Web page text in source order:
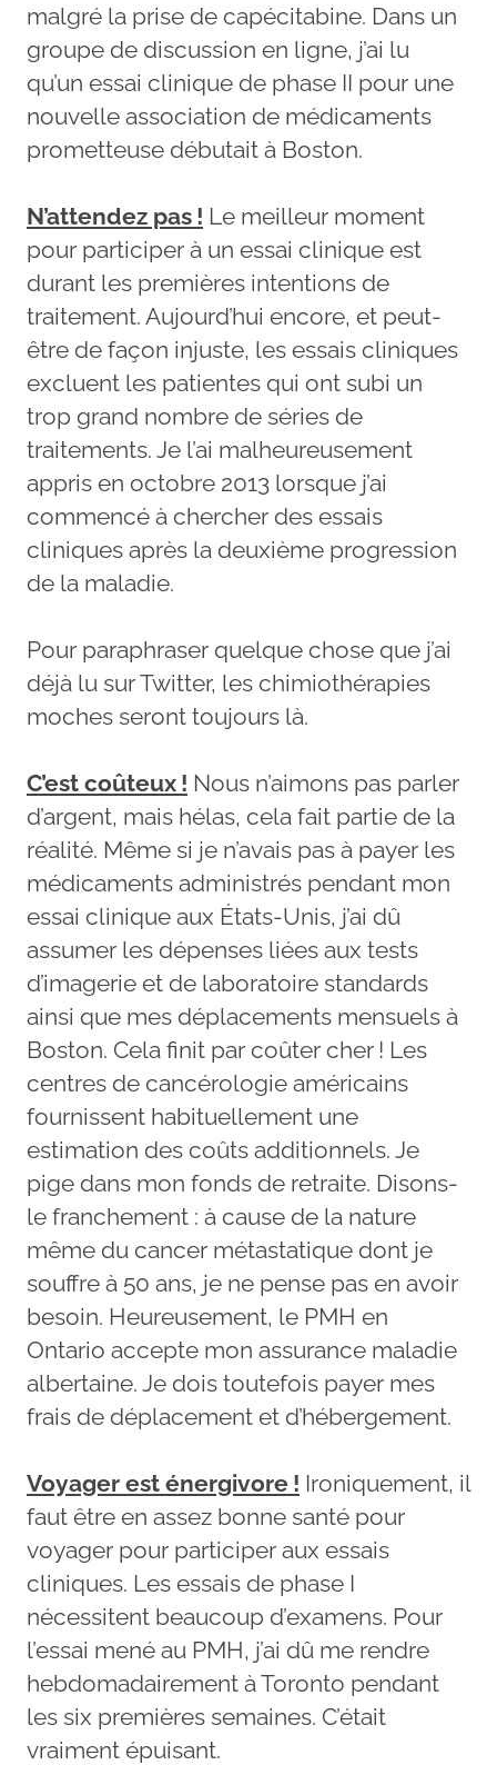
malgré la prise de capécitabine. Dans un
groupe de discussion en ligne, j’ai lu
qu’un essai clinique de phase II pour une
nouvelle association de médicaments
prometteuse débutait à Boston.
N’attendez pas ! Le meilleur moment
pour participer à un essai clinique est
durant les premières intentions de
traitement. Aujourd’hui encore, et peut-
être de façon injuste, les essais cliniques
excluent les patientes qui ont subi un
trop grand nombre de séries de
traitements. Je l’ai malheureusement
appris en octobre 2013 lorsque j’ai
commencé à chercher des essais
cliniques après la deuxième progression
de la maladie.
Pour paraphraser quelque chose que j’ai
déjà lu sur Twitter, les chimiothérapies
moches seront toujours là.
C’est coûteux ! Nous n’aimons pas parler
d’argent, mais hélas, cela fait partie de la
réalité. Même si je n’avais pas à payer les
médicaments administrés pendant mon
essai clinique aux États-Unis, j’ai dû
assumer les dépenses liées aux tests
d’imagerie et de laboratoire standards
ainsi que mes déplacements mensuels à
Boston. Cela finit par coûter cher ! Les
centres de cancérologie américains
fournissent habituellement une
estimation des coûts additionnels. Je
pige dans mon fonds de retraite. Disons-
le franchement : à cause de la nature
même du cancer métastatique dont je
souffre à 50 ans, je ne pense pas en avoir
besoin. Heureusement, le PMH en
Ontario accepte mon assurance maladie
albertaine. Je dois toutefois payer mes
frais de déplacement et d’hébergement.
Voyager est énergivore ! Ironiquement, il
faut être en assez bonne santé pour
voyager pour participer aux essais
cliniques. Les essais de phase I
nécessitent beaucoup d’examens. Pour
l’essai mené au PMH, j’ai dû me rendre
hebdomadairement à Toronto pendant
les six premières semaines. C’était
vraiment épuisant.